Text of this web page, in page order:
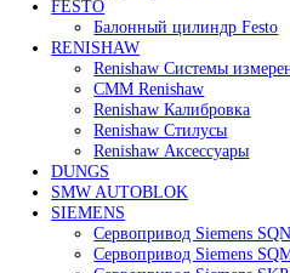
HEIDENHAIN
Линейные энкодеры
Линейные энкодеры
Линейные энкодеры
Линейные энкодеры
FANUC ROBOT
Робот Fanuc LR Mate
Робот Fanuc для
Коллаборативные-
Робот Delta Fanuc
Редуктор Fanuc Робот